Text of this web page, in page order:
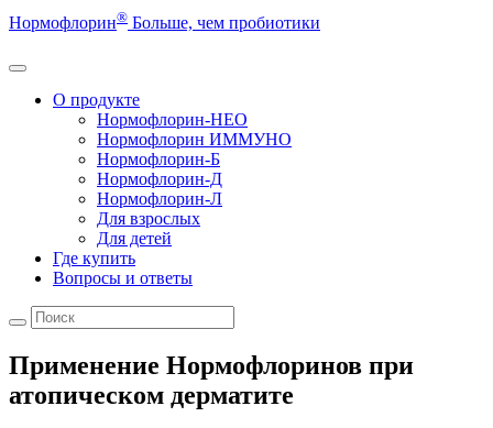
Нормофлорин® Больше, чем пробиотики
О продукте
Нормофлорин-НЕО
Нормофлорин ИММУНО
Нормофлорин-Б
Нормофлорин-Д
Нормофлорин-Л
Для взрослых
Для детей
Где купить
Вопросы и ответы
Применение Нормофлоринов при
атопическом дерматите